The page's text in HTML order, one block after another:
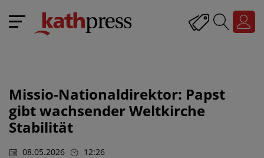
Missio-Nationaldirektor: Papst
gibt wachsender Weltkirche
Stabilität
08.05.2026 12:26